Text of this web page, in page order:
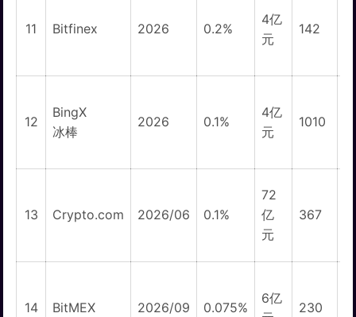
11 Bitfinex 2026 0.2%
4亿
元
142
12
BingX
冰棒
2026 0.1%
4亿
元
1010
13 Crypto.com 2026/06 0.1%
72
亿
元
367
14 BitMEX 2026/09 0.075%
6亿
230